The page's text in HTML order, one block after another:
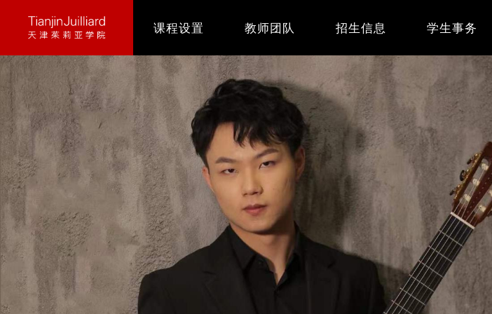
主
要
内
容
navigation
课程设置 教师团队 招生信息 学生事务